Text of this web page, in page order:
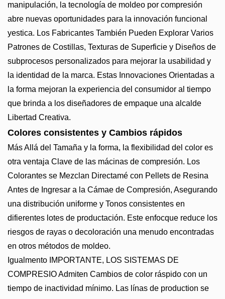
manipulación, la tecnología de moldeo por compresión
abre nuevas oportunidades para la innovación funcional
yestica. Los Fabricantes También Pueden Explorar Varios
Patrones de Costillas, Texturas de Superficie y Diseños de
subprocesos personalizados para mejorar la usabilidad y
la identidad de la marca. Estas Innovaciones Orientadas a
la forma mejoran la experiencia del consumidor al tiempo
que brinda a los diseñadores de empaque una alcalde
Libertad Creativa.
Colores consistentes y Cambios rápidos
Más Allá del Tamaña y la forma, la flexibilidad del color es
otra ventaja Clave de las mácinas de compresión. Los
Colorantes se Mezclan Directamé con Pellets de Resina
Antes de Ingresar a la Cámae de Compresión, Asegurando
una distribución uniforme y Tonos consistentes en
difierentes lotes de productación. Este enfocque reduce los
riesgos de rayas o decoloración una menudo encontradas
en otros métodos de moldeo.
Igualmento IMPORTANTE, LOS SISTEMAS DE
COMPRESIO Admiten Cambios de color ráspido con un
tiempo de inactividad mínimo. Las línas de production se